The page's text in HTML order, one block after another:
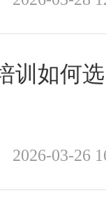
训如何
2026-03-26